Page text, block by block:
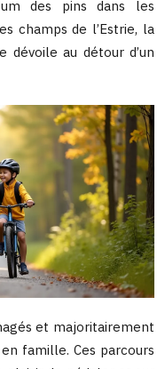
des pins dans les
champs de l’Estrie, la
au détour d’un
et majoritairement
famille. Ces parcours